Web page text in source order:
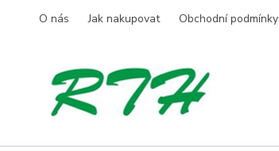
O nás Jak nakupovat Obchodní podmínky